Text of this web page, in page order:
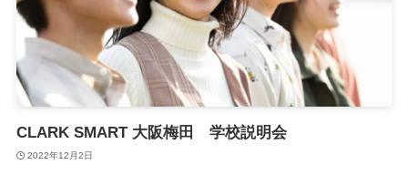
CLARK SMART 大阪梅田 学校説明会
2022年12月2日